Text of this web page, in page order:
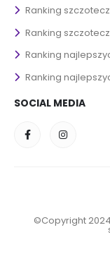
Ranking
Ranking
Ranking
Ranking
SOCIAL MEDIA
©Copyright